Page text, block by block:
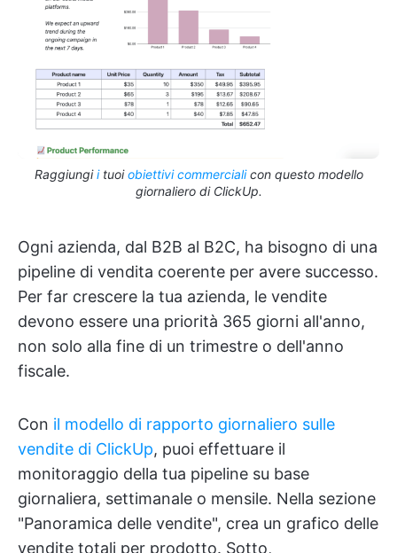
Raggiungiituoiobiettivi commercialicon questo modello
giornaliero di ClickUp.
Ogni azienda, dal B2B al B2C, ha bisogno di una
pipeline di vendita coerente per avere successo.
Per far crescere la tua azienda, le vendite
devono essere una priorità 365 giorni all'anno,
non solo alla fine di un trimestre o dell'anno
fiscale.
Con il modello di rapporto giornaliero sulle
vendite di ClickUp, puoi effettuare il
monitoraggio della tua pipeline su base
giornaliera, settimanale o mensile. Nella sezione
"Panoramica delle vendite", crea un grafico delle
vendite totali per prodotto. Sotto,